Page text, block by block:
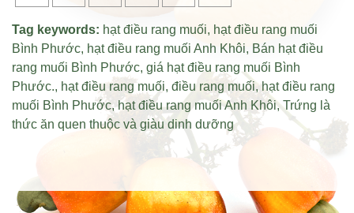
Tag keywords: hạt điều rang muối, hạt điều rang muối
Bình Phước, hạt điều rang muối Anh Khôi, Bán hạt điều
rang muối Bình Phước,giá hạt điều rang muối Bình
Phước., hạt điều rang muối,điều rang muối,hạt điều rang
muối Bình Phước,hạt điều rang muối Anh Khôi,Trứng là
thức ăn quen thuộc và giàu dinh dưỡng